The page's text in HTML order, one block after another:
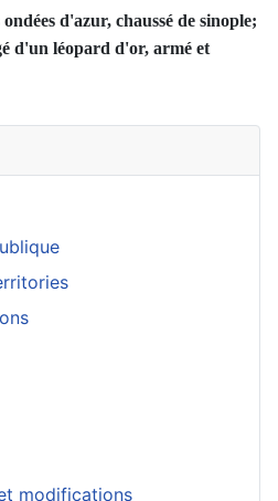
d'azur, chaussé de sinople;
d'un léopard d'or, armé et
modifications